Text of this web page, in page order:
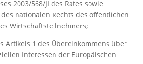
2003/568/JI des Rates sowie
nationalen Rechts des öffentlichen
Wirtschaftsteilnehmers;
Artikels 1 des Übereinkommens über
Interessen der Europäischen